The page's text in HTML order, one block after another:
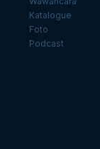
Katalogue
Foto
Podcast